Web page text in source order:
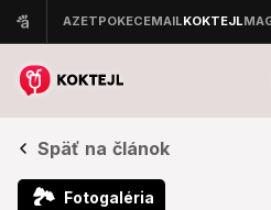
Späť na článok
🏞 Fotogaléria